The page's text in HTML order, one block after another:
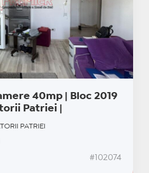
40mp | Bloc 2019
Patriei |
PATRIEI
#102074